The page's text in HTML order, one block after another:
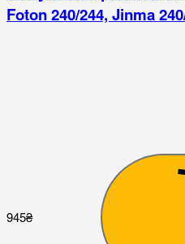
Foton 240/244, Jinma
945₴